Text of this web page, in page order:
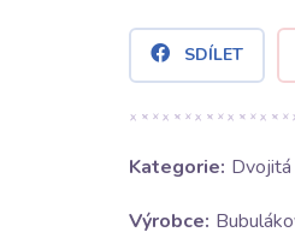
SDÍLET
Kategorie: Dvojitá
Výrobce: